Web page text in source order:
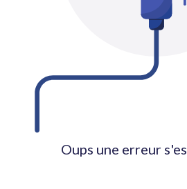
Oups une erreur